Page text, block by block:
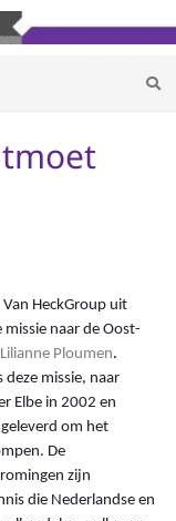
HeckGroup uit
naar de Oost-
Lilianne Ploumen.
missie, naar
Elbe in 2002 en
om het
De
zijn
die Nederlandse en